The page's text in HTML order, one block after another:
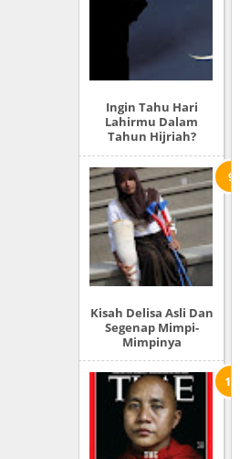
Ingin Tahu Hari
Lahirmu Dalam
Tahun Hijriah?
Kisah Delisa Asli Dan
Segenap Mimpi-
Mimpinya